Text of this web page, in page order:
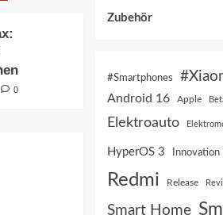
0
Zubehör
#Smartphones
Android 16 Apple
Elektroauto
HyperOS 3 Innovation
Redmi
Release
Smart Home